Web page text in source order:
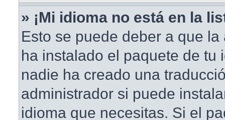
» ¡Mi idioma no está en la
Esto se puede deber a que
ha instalado el paquete de tu
nadie ha creado una
administrador si puede
idioma que necesitas. Si el